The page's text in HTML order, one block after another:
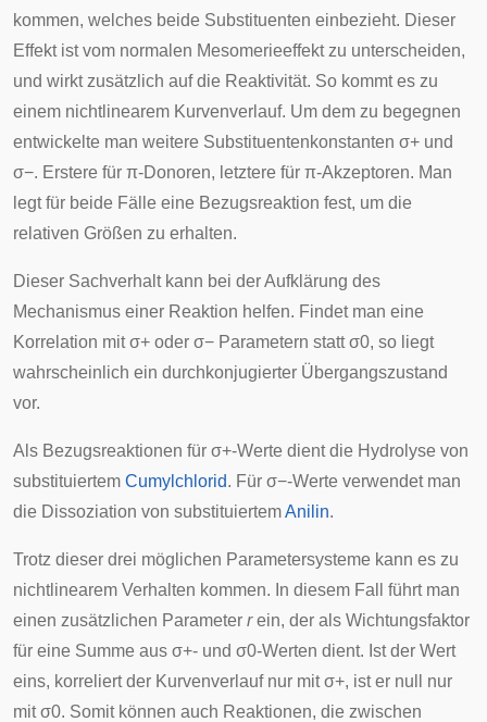
kommen, welches beide Substituenten einbezieht. Dieser
Effekt ist vom normalen Mesomerieeffekt zu unterscheiden,
und wirkt zusätzlich auf die Reaktivität. So kommt es zu
einem nichtlinearem Kurvenverlauf. Um dem zu begegnen
entwickelte man weitere Substituentenkonstanten σ+ und
σ−. Erstere für π-Donoren, letztere für π-Akzeptoren. Man
legt für beide Fälle eine Bezugsreaktion fest, um die
relativen Größen zu erhalten.
Dieser Sachverhalt kann bei der Aufklärung des
Mechanismus einer Reaktion helfen. Findet man eine
Korrelation mitσ+ oder σ− Parametern stattσ0, so liegt
wahrscheinlich ein durchkonjugierter Übergangszustand
vor.
Als Bezugsreaktionen für σ+-Werte dient die Hydrolyse von
substituiertem Cumylchlorid. Für σ−-Werte verwendet man
die Dissoziation von substituiertemAnilin.
Trotz dieser drei möglichen Parametersysteme kann es zu
nichtlinearem Verhalten kommen. In diesem Fall führt man
einen zusätzlichen Parameter rein, der als Wichtungsfaktor
für eine Summe aus σ+- und σ0-Werten dient. Ist der Wert
eins, korreliert der Kurvenverlauf nur mitσ+, ist er null nur
mitσ0. Somit können auch Reaktionen, die zwischen